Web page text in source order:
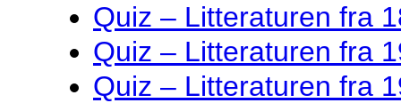
Quiz – Litteraturen fra
Quiz – Litteraturen fra
Quiz – Litteraturen fra